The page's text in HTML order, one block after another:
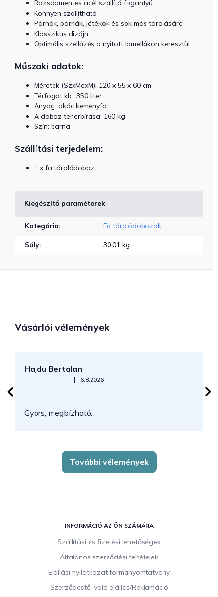
Rozsdamentes acél szállító fogantyú
Könnyen szállítható
Párnák, párnák, játékok és sok más tárolására
Klasszikus dizájn
Optimális szellőzés a nyitott lamellákon keresztül
Műszaki adatok:
Méretek (SzxMéxM): 120 x 55 x 60 cm
Térfogat kb.: 350 liter
Anyag: akác keményfa
A doboz teherbírása: 160 kg
Szín: barna
Szállítási terjedelem:
1 x fa tárolódoboz
Kiegészítő paraméterek
Kategória: Fa tárolódobozok
Súly: 30.01 kg
Vásárlói vélemények
Hajdu Bertalan
Az áruház értékelése 5-ből 5 csillag.
| 6.8.2026
Gyors, megbízható.
További vélemények
INFORMÁCIÓ AZ ÖN SZÁMÁRA
Szállítási és fizetési lehetőségek
Általános szerződési feltételek
Elállási nyilatkozat formanyomtatvány
Szerződéstől való elállás/Reklamáció